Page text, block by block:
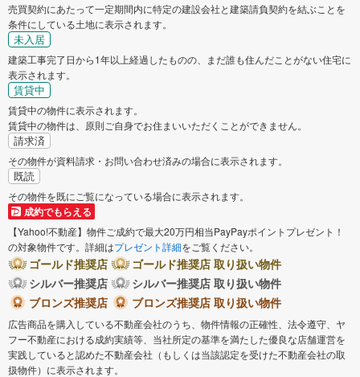
売買契約にあたって一定期間内に特定の建設会社と建築請負契約を結ぶことを
条件にしている土地に表示されます。
未入居
建築工事完了日から1年以上経過したものの、まだ誰も住んだことがない住宅に
表示されます。
賃貸中
賃貸中の物件に表示されます。
賃貸中の物件は、原則ご自身でお住まいいただくことができません。
請求済
その物件が資料請求・お問い合わせ済みの場合に表示されます。
既読
その物件を既にご覧になっている場合に表示されます。
成約でもらえる
【Yahoo!不動産】物件ご成約で最大20万円相当PayPayポイントプレゼント！
の対象物件です。詳細はプレゼント詳細をご覧ください。
ゴールド推奨店
ゴールド推奨店 取り扱い物件
シルバー推奨店
シルバー推奨店 取り扱い物件
ブロンズ推奨店
ブロンズ推奨店 取り扱い物件
広告商品を購入している不動産会社のうち、物件情報の正確性、法令遵守、ヤ
フー不動産における成約実績等、当社所定の基準を満たした優良な店舗運営を
実践していると認めた不動産会社（もしくは当該認定を受けた不動産会社の取
扱物件）に表示されます。